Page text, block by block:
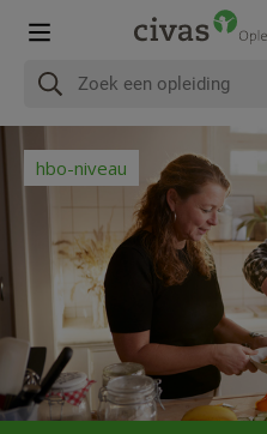
hbo-niveau
In het kort Na afronding